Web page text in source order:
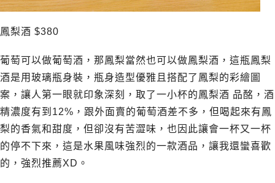
鳳梨酒 $380
葡萄可以做葡萄酒，那鳳梨當然也可以做鳳梨酒，這瓶鳳梨
酒是用玻璃瓶身裝，瓶身造型優雅且搭配了鳳梨的彩繪圖
案，讓人第一眼就印象深刻，取了一小杯的鳳梨酒 品酩，酒
精濃度有到12%，跟外面賣的葡萄酒差不多，但喝起來有鳳
梨的香氣和甜度，但卻沒有苦澀味，也因此讓會一杯又一杯
的停不下來，這是水果風味強烈的一款酒品，讓我還蠻喜歡
的，強烈推薦XD。